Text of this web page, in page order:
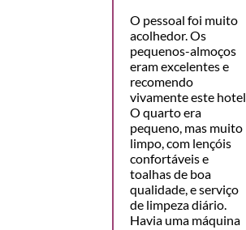
O pessoal foi muito
acolhedor. Os
pequenos-almoços
eram excelentes e
recomendo
vivamente este hotel.
O quarto era
pequeno, mas muito
limpo, com lençóis
confortáveis e
toalhas de boa
qualidade, e serviço
de limpeza diário.
Havia uma máquina